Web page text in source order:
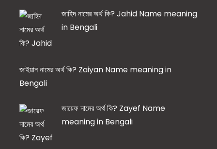
জাহিদ নামের অর্থ কি? Jahid Name meaning
in Bengali
জাইয়ান নামের অর্থ কি? Zaiyan Name meaning in
Bengali
জায়েফ নামের অর্থ কি? Zayef Name
meaning in Bengali